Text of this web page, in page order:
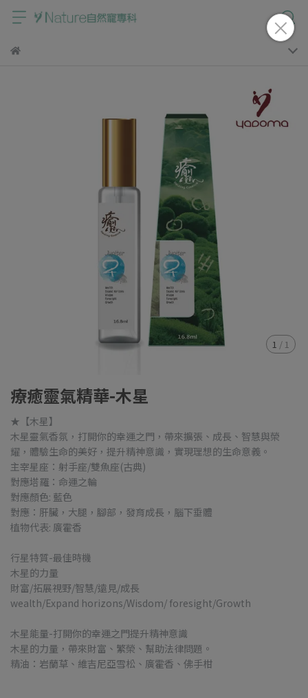
1 / 1
療癒靈氣精華-木星
★【木星】
木星靈氣香氛，打開你的幸運之門，帶來擴張、成長、智慧與榮
耀，體驗生命的美好，提升精神意識，實現理想的生命意義。
主宰星座：射手座/雙魚座(古典)
對應塔羅：命運之輪
對應顏色: 藍色
對應：肝臟，大腿，腳部，發育成長，腦下垂體
植物代表: 廣霍香
行星特質-最佳時機
木星的力量
財富/拓展視野/智慧/遠見/成長
wealth/Expand horizons/Wisdom/ foresight/Growth
木星能量-打開你的幸運之門提升精神意識
木星的力量，帶來財富、繁榮、幫助法律問題。
精油：岩蘭草、維吉尼亞雪松、廣霍香、佛手柑